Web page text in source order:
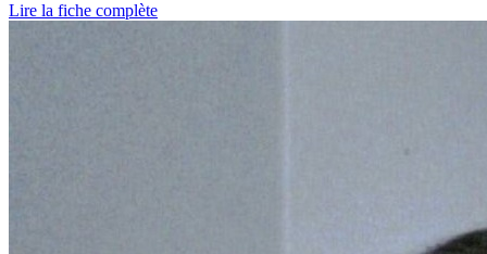
Lire la fiche complète